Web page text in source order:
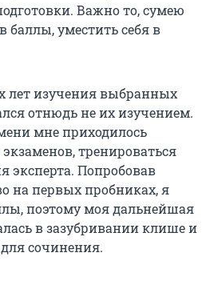
Важно то, сумею
баллы, уместить себя в
лет изучения выбранных
отнюдь не их изучением.
мне приходилось
тренироваться
эксперта. Попробовав
на первых пробниках, я
поэтому моя дальнейшая
в зазубривании клише и
сочинения.